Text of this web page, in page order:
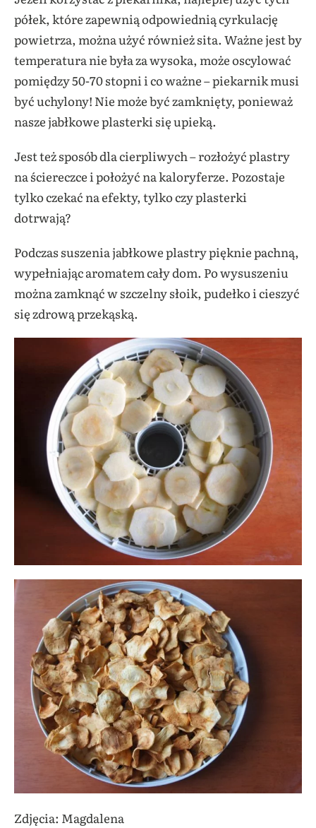
półek, które zapewnią odpowiednią cyrkulację
powietrza, można użyć również sita. Ważne jest by
temperatura nie była za wysoka, może oscylować
pomiędzy 50-70 stopni i co ważne – piekarnik musi
być uchylony! Nie może być zamknięty, ponieważ
nasze jabłkowe plasterki się upieką.
Jest też sposób dla cierpliwych – rozłożyć plastry
na ściereczce i położyć na kaloryferze. Pozostaje
tylko czekać na efekty, tylko czy plasterki
dotrwają?
Podczas suszenia jabłkowe plastry pięknie pachną,
wypełniając aromatem cały dom. Po wysuszeniu
można zamknąć w szczelny słoik, pudełko i cieszyć
się zdrową przekąską.
Zdjęcia: Magdalena